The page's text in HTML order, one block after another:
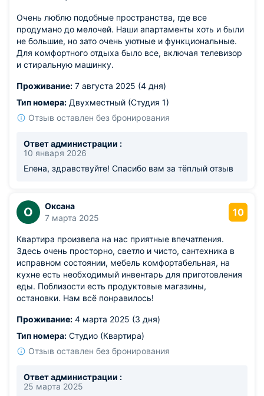
Очень люблю подобные пространства, где все
продумано до мелочей. Наши апартаменты хоть и были
не большие, но зато очень уютные и функциональные.
Для комфортного отдыха было все, включая телевизор
и стиральную машинку.
Проживание: 7 августа 2025 (4 дня)
Тип номера: Двухместный (Студия 1)
Отзыв оставлен без бронирования
Ответ администрации :
10 января 2026
Елена, здравствуйте! Спасибо вам за тёплый отзыв
О
Оксана
7 марта 2025
10
Квартира произвела на нас приятные впечатления.
Здесь очень просторно, светло и чисто, сантехника в
исправном состоянии, мебель комфортабельная, на
кухне есть необходимый инвентарь для приготовления
еды. Поблизости есть продуктовые магазины,
остановки. Нам всё понравилось!
Проживание: 4 марта 2025 (3 дня)
Тип номера: Студио (Квартира)
Отзыв оставлен без бронирования
Ответ администрации :
25 марта 2025